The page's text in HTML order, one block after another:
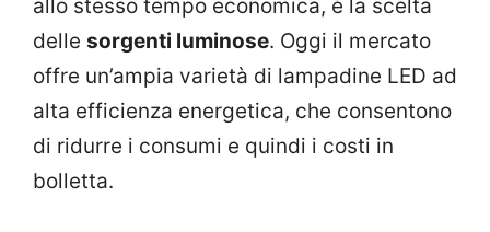
allo stesso tempo economica, è la scelta
delle sorgenti luminose. Oggi il mercato
offre un’ampia varietà di lampadine LED ad
alta efficienza energetica, che consentono
di ridurre i consumi e quindi i costi in
bolletta.